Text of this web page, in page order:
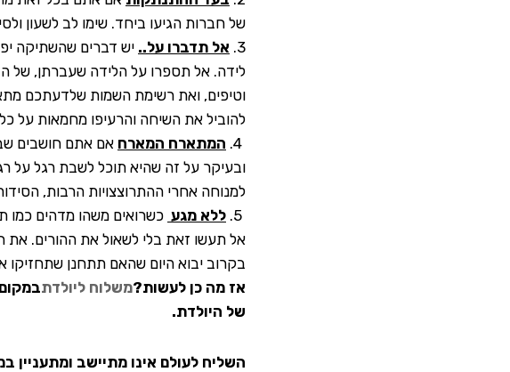
של חברות הגיעו ביחד. שימו לב לשעון
3. אל תדברו על.. יש דברים שהשתיקה
לידה. אל תספרו על הלידה שעברתן, של
וטיפים, ואת רשימת השמות שלדעתכם
להוביל את השיחה והרעיפו מחמאות על
המתארח המארח אם אתם חושבים
ובעיקר על זה שהיא תוכל לשבת רגל על
למנוחה אחרי ההתרוצצויות הרבות,
ללא מגע כשרואים משהו מדהים כמו
אל תעשו זאת בלי לשאול את ההורים. את
בקרוב יבוא היום שהאם תתחנן שתחזיקו
אז מה כן לעשות?משלוח ליולדת
של היולדת.
השליח לעולם אינו מתיישב ומתעניין